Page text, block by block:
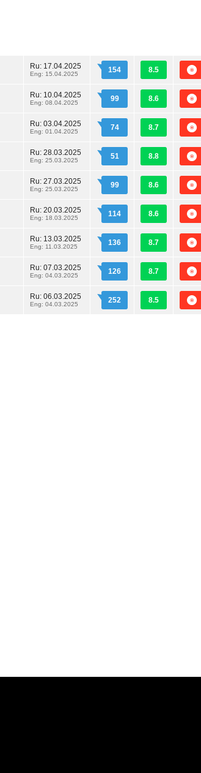
Ru: 17.04.2025
Eng: 15.04.2025 154 8.5
Ru: 10.04.2025
Eng: 08.04.2025 99 8.6
Ru: 03.04.2025
Eng: 01.04.2025 74 8.7
Ru: 28.03.2025
Eng: 25.03.2025 51 8.8
Ru: 27.03.2025
Eng: 25.03.2025 99 8.6
Ru: 20.03.2025
Eng: 18.03.2025 114 8.6
Ru: 13.03.2025
Eng: 11.03.2025 136 8.7
Ru: 07.03.2025
Eng: 04.03.2025 126 8.7
Ru: 06.03.2025
Eng: 04.03.2025 252 8.5